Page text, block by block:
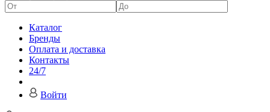
Каталог
Бренды
Оплата и доставка
Контакты
24/7
Войти